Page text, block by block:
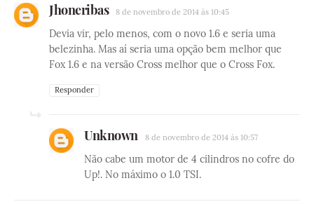
Jhoneribas 8 de novembro de 2014 às 10:45
Devia vir, pelo menos, com o novo 1.6 e seria uma
belezinha. Mas aí seria uma opção bem melhor que
Fox 1.6 e na versão Cross melhor que o Cross Fox.
Responder
Unknown 8 de novembro de 2014 às 10:57
Não cabe um motor de 4 cilindros no cofre do
Up!. No máximo o 1.0 TSI.